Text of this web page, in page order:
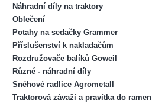
Náhradní díly na traktory
Oblečení
Potahy na sedačky Grammer
Příslušenství k nakladačům
Rozdružovače balíků Goweil
Různé - náhradní díly
Sněhové radlice Agrometall
Traktorová závaží a pravítka do ramen